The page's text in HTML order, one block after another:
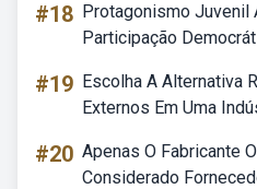
#18 Protagonismo Juvenil
Participação
#19 Escolha A Alternativa
Externos Em Uma
#20 Apenas O Fabricante
Considerado